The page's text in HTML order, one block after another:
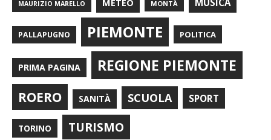
MAURIZIO MARELLO MONTÀ
PALLAPUGNO PIEMONTE POLITICA
PRIMA PAGINA REGIONE PIEMONTE
ROERO SANITÀ SCUOLA SPORT
TORINO TURISMO